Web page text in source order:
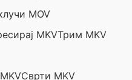
MOV
MKVТрим MKV
Сврти MKV